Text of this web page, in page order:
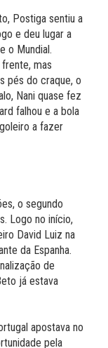
Postiga sentiu a
e deu lugar a
o Mundial.
mas
pés do craque, o
Nani quase fez
falhou e a bola
a fazer
o segundo
Logo no início,
David Luiz na
da Espanha.
de
já estava
apostava no
pela